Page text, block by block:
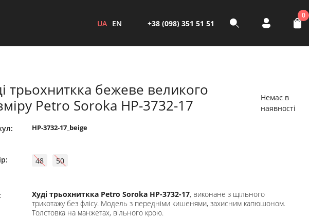
UA EN +38 (098) 351 51 51
0
трьохниткка бежеве великого
Petro Soroka НР-3732-17
Немає в
наявності
НР-3732-17_beige
48 50
Худі трьохниткка Petro Soroka НР-3732-17, виконане з щільного
трикотажу без флісу. Модель з передніми кишенями, захисним капюшоном.
Толстовка на манжетах, вільного крою.